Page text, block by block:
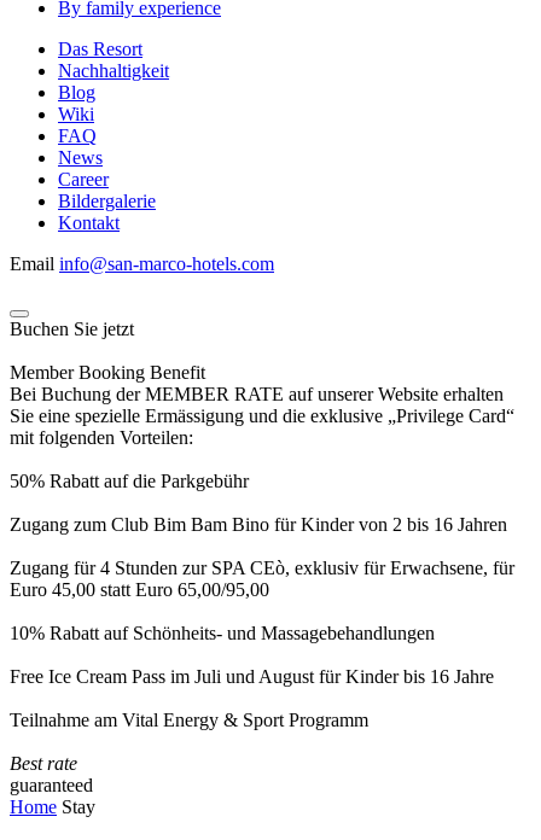
By family experience
Das Resort
Nachhaltigkeit
Blog
Wiki
FAQ
News
Career
Bildergalerie
Kontakt
Email info@san-marco-hotels.com
Buchen Sie jetzt
Member Booking Benefit
Bei Buchung der MEMBER RATE auf unserer Website erhalten
Sie eine spezielle Ermässigung und die exklusive „Privilege Card“
mit folgenden Vorteilen:
50% Rabatt auf die Parkgebühr
Zugang zum Club Bim Bam Bino für Kinder von 2 bis 16 Jahren
Zugang für 4 Stunden zur SPA CEò, exklusiv für Erwachsene, für
Euro 45,00 statt Euro 65,00/95,00
10% Rabatt auf Schönheits- und Massagebehandlungen
Free Ice Cream Pass im Juli und August für Kinder bis 16 Jahre
Teilnahme am Vital Energy & Sport Programm
Best rate
guaranteed
Home Stay